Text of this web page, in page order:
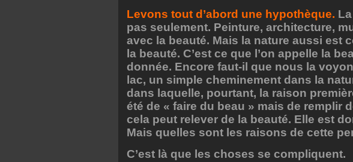
Levons tout d’abord une hypothèque.
pas seulement. Peinture, architecture,
avec la beauté. Mais la nature aussi est
la beauté. C’est ce que l’on appelle la
donnée. Encore faut-il que nous la
lac, un simple cheminement dans la
dans laquelle, pourtant, la raison
été de « faire du beau » mais de remplir
cela peut relever de la beauté. Elle est
Mais quelles sont les raisons de cette
C’est là que les choses se compliquent.